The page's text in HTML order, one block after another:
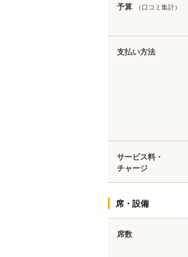
予算 （口コミ集計）
支払い方法
サービス料・
チャージ
席・設備
席数